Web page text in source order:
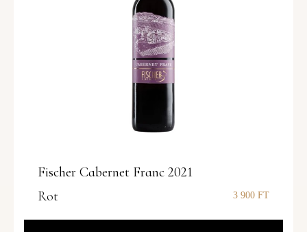
Fischer Cabernet Franc 2021
Rot
3 900 FT